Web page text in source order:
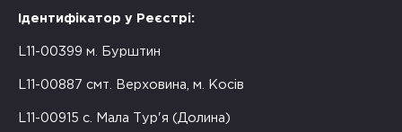
Ідентифікатор у Реєстрі:
L11-00399 м. Бурштин
L11-00887 смт. Верховина, м. Косів
L11-00915 с. Мала Тур'я (Долина)